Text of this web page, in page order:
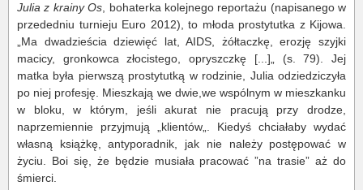
Julia z krainy Os , bohaterka kolejnego reportażu (napisanego w
przededniu turnieju Euro 2012), to młoda prostytutka z Kijowa.
„Ma dwadzieścia dziewięć lat, AIDS, żółtaczkę, erozję szyjki
macicy, gronkowca złocistego, opryszczkę [...]„ (s. 79). Jej
matka była pierwszą prostytutką w rodzinie, Julia odziedziczyła
po niej profesję. Mieszkają we dwie,we wspólnym w mieszkanku
w bloku, w którym, jeśli akurat nie pracują przy drodze,
naprzemiennie przyjmują „klientów„. Kiedyś chciałaby wydać
własną książkę, antyporadnik, jak nie należy postępować w
życiu. Boi się, że będzie musiała pracować ”na trasie” aż do
śmierci.